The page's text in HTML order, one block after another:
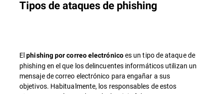
Tipos de ataques de phishing
Elphishing por correo electrónicoes un tipo de ataque de
phishing en el que los delincuentes informáticos utilizan un
mensaje de correo electrónico para engañar a sus
objetivos. Habitualmente, los responsables de estos